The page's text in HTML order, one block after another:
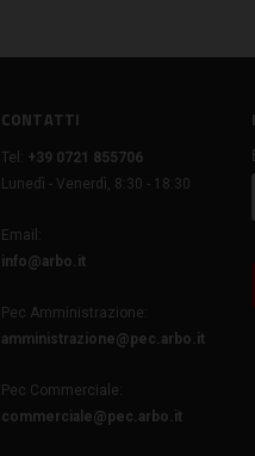
CONTATTI
Tel:
+39 0721 855706
Lunedì - Venerdì, 8:30 - 18:30
Email:
info@arbo.it
Pec Amministrazione:
amministrazione@pec.arbo.it
Pec Commerciale:
commerciale@pec.arbo.it